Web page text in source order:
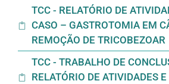
TCC - RELATÓRIO DE
CASO – GASTROTOMIA EM
REMOÇÃO DE TRICOBEZOAR
TCC - TRABALHO DE
RELATÓRIO DE ATIVIDADES